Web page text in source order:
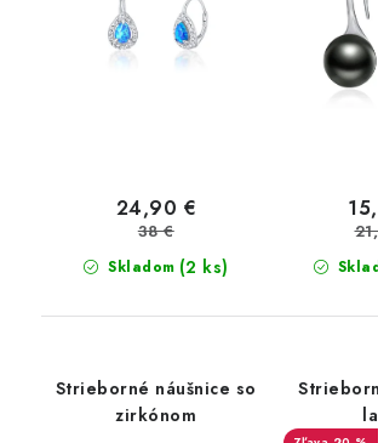
Skladom (2 ks)
24,90 €
38 €
Strieborné náušnice so
zirkónom